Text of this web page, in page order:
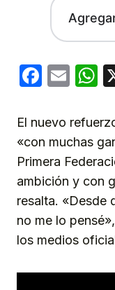
El nuevo
«con muchas
Primera
ambición y con
resalta. «Desde
no me lo
los medios